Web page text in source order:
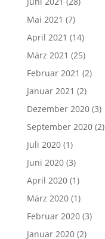
Mai 2021 (7)
April 2021 (14)
März 2021 (25)
Februar 2021 (2)
Januar 2021 (2)
Dezember 2020(3)
September 2020(2)
Juli 2020(1)
Juni 2020(3)
April 2020(1)
März 2020(1)
Februar 2020(3)
Januar 2020(2)